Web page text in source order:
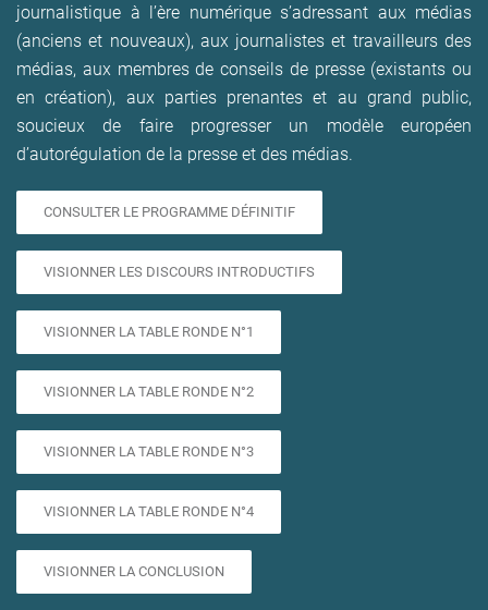
journalistique à l’ère numériques’adressant aux médias
(anciens et nouveaux), aux journalistes et travailleurs des
médias, aux membres de conseils de presse (existants ou
en création), aux parties prenantes et au grand public,
soucieux de faire progresser un modèle européen
d’autorégulation de la presse et des médias.
CONSULTER LE PROGRAMME DÉFINITIF
VISIONNER LES DISCOURS INTRODUCTIFS
VISIONNER LA TABLE RONDE N°1
VISIONNER LA TABLE RONDE N°2
VISIONNER LA TABLE RONDE N°3
VISIONNER LA TABLE RONDE N°4
VISIONNER LA CONCLUSION